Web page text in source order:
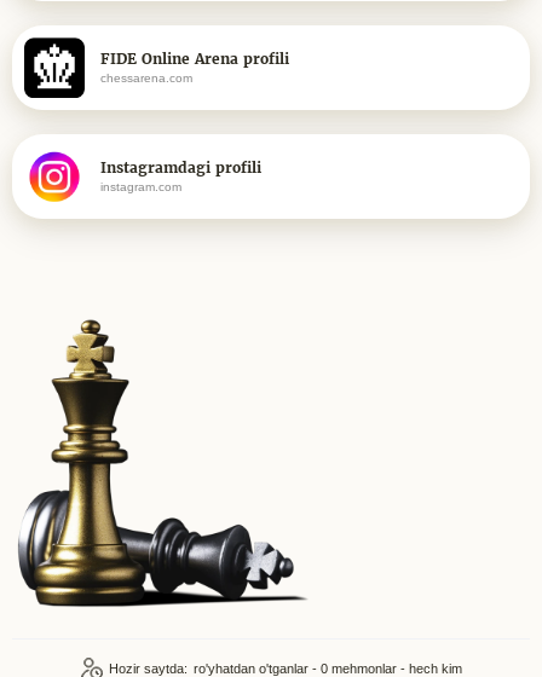
FIDE Online Arena profili
chessarena.com
Instagramdagi profili
instagram.com
Hozir saytda: ro'yhatdan o'tganlar - 0 mehmonlar - hech kim